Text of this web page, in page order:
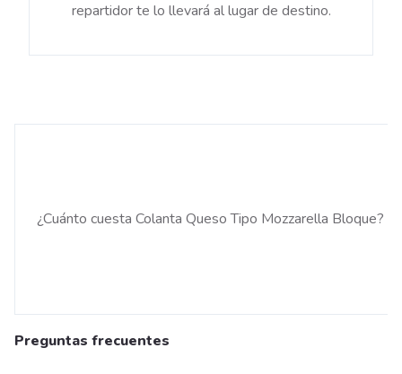
repartidor te lo llevará al lugar de destino.
¿Cuánto cuesta Colanta Queso Tipo Mozzarella Bloque?
Preguntas frecuentes